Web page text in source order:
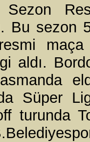
Sezon
Bu
aldı.
Süper
turunda